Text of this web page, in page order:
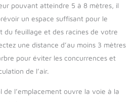
pouvant atteindre 5 à 8 mètres, il
un espace suffisant pour le
du feuillage et des racines de votre
une distance d’au moins 3 mètres
pour éviter les concurrences et
de l’air.
de l’emplacement ouvre la voie à la